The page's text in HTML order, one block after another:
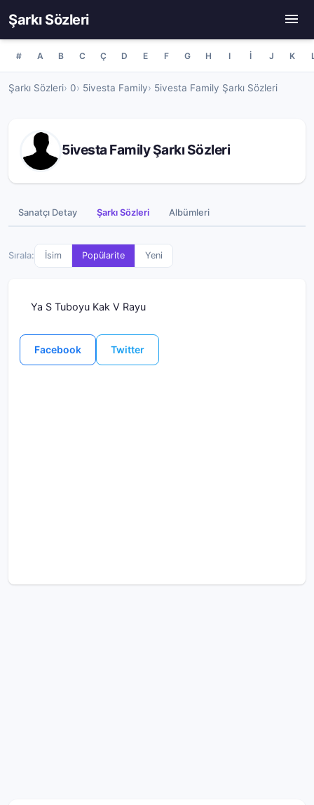
Şarkı Sözleri
# A B C Ç D E F G H I İ J K
Şarkı Sözleri 0 5ivesta Family 5ivesta Family Şarkı Sözleri
5ivesta Family Şarkı Sözleri
Sanatçı Detay Şarkı Sözleri Albümleri
Sırala: İsim Popülarite Yeni
Ya S Tuboyu Kak V Rayu
Facebook Twitter